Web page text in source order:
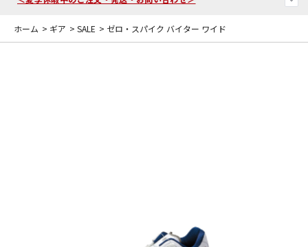
ホーム > ギア > SALE > ゼロ・スパイク バイター ワイド